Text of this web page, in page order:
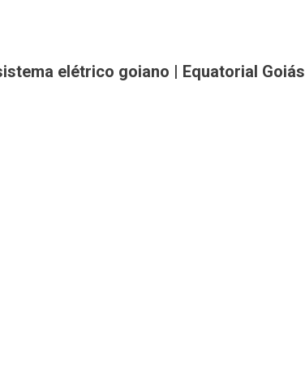
elétrico goiano | Equatorial Goiás